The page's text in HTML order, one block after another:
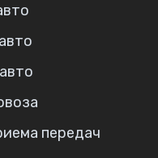
передач